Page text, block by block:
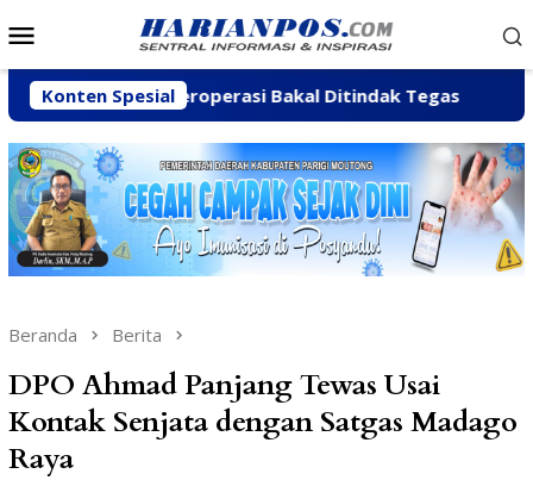
ke
Mobile
Konten Spesial
Masih Beroperasi Bakal Ditindak Tegas Abaikan
Beranda Berita
DPO Ahmad Panjang Tewas Usai
Kontak Senjata dengan Satgas Madago
Raya